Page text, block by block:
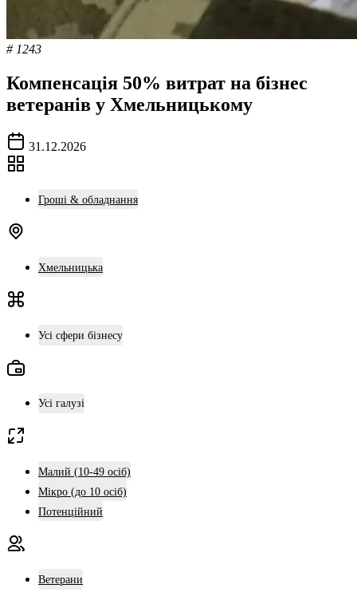
# 1243
Компенсація 50% витрат на бізнес
ветеранів у Хмельницькому
31.12.2026
Гроші & обладнання
Хмельницька
Усі сфери бізнесу
Усі галузі
Малий (10-49 осіб)
Мікро (до 10 осіб)
Потенційний
Ветерани